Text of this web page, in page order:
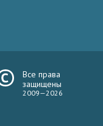
Все права
защищены
2009—2026